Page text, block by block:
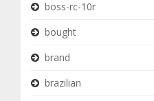
boss-rc-10r
bought
brand
brazilian